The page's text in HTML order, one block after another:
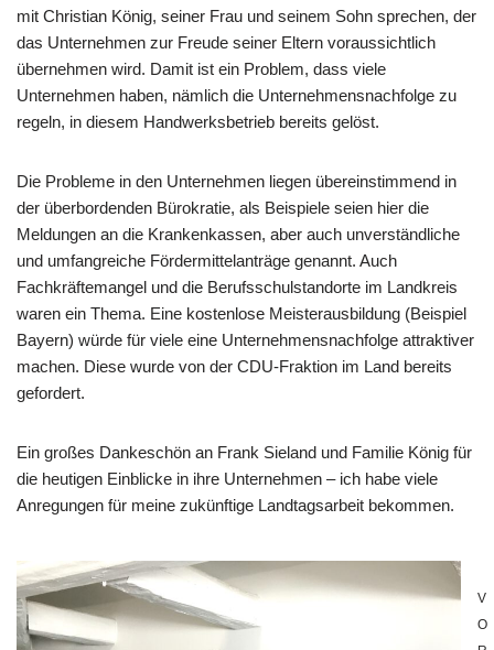
mit Christian König, seiner Frau und seinem Sohn sprechen, der
das Unternehmen zur Freude seiner Eltern voraussichtlich
übernehmen wird. Damit ist ein Problem, dass viele
Unternehmen haben, nämlich die Unternehmensnachfolge zu
regeln, in diesem Handwerksbetrieb bereits gelöst.
Die Probleme in den Unternehmen liegen übereinstimmend in
der überbordenden Bürokratie, als Beispiele seien hier die
Meldungen an die Krankenkassen, aber auch unverständliche
und umfangreiche Fördermittelanträge genannt. Auch
Fachkräftemangel und die Berufsschulstandorte im Landkreis
waren ein Thema. Eine kostenlose Meisterausbildung (Beispiel
Bayern) würde für viele eine Unternehmensnachfolge attraktiver
machen. Diese wurde von der CDU-Fraktion im Land bereits
gefordert.
Ein großes Dankeschön an Frank Sieland und Familie König für
die heutigen Einblicke in ihre Unternehmen – ich habe viele
Anregungen für meine zukünftige Landtagsarbeit bekommen.
V
O